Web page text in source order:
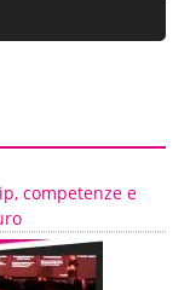
competenze e